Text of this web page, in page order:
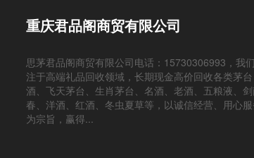
重庆君品阁商贸有限公司
思茅君品阁商贸有限公司电话：15730306993，我
注于高端礼品回收领域，长期现金高价回收各类茅台
酒、飞天茅台、生肖茅台、名酒、老酒、五粮液、
春、洋酒、红酒、冬虫夏草等，以诚信经营、用心
为宗旨，赢得...